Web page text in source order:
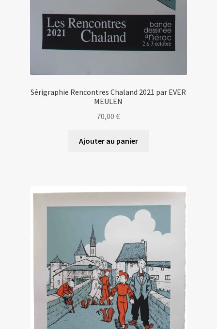
Sérigraphie Rencontres Chaland 2021 par EVER
MEULEN
70,00€
Ajouter au panier